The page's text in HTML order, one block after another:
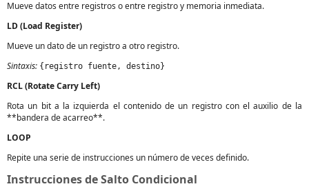
Mueve datos entre registros o entre registro y memoria inmediata.
LD (Load Register)
Mueve un dato de un registro a otro registro.
Sintaxis: {registro fuente, destino}
RCL (Rotate Carry Left)
Rota un bit a la izquierda el contenido de un registro con el auxilio de la
**bandera de acarreo**.
LOOP
Repite una serie de instrucciones un número de veces definido.
Instrucciones de Salto Condicional